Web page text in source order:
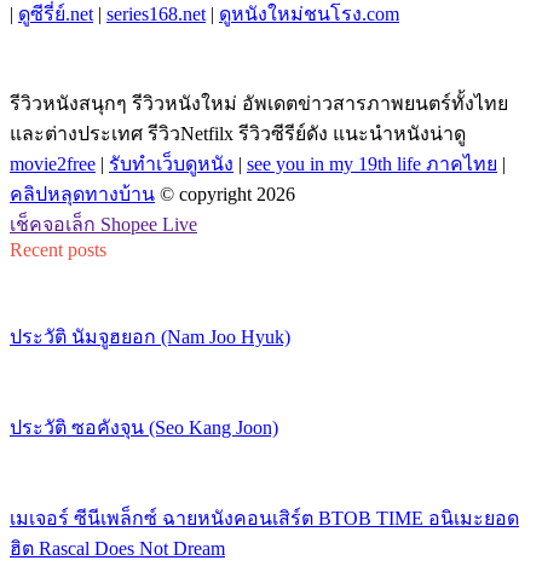
| ดูซีรี่ย์.net | series168.net | ดูหนังใหม่ชนโรง.com
รีวิวหนังสนุกๆ รีวิวหนังใหม่ อัพเดตข่าวสารภาพยนตร์ทั้งไทย
และต่างประเทศ รีวิวNetfilx รีวิวซีรีย์ดัง แนะนำหนังน่าดู
movie2free | รับทำเว็บดูหนัง | see you in my 19th life ภาคไทย |
คลิปหลุดทางบ้าน © copyright 2026
เช็คจอเล็ก Shopee Live
Recent posts
ประวัติ นัมจูฮยอก (Nam Joo Hyuk)
ประวัติ ซอคังจุน (Seo Kang Joon)
เมเจอร์ ซีนีเพล็กซ์ ฉายหนังคอนเสิร์ต BTOB TIME อนิเมะยอด
ฮิต Rascal Does Not Dream